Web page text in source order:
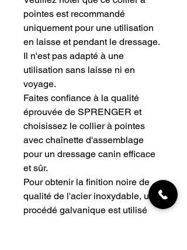
pointes est recommandé
uniquement pour une utilisation
en laisse et pendant le dressage.
Il n'est pas adapté à une
utilisation sans laisse ni en
voyage.
Faites confiance à la qualité
éprouvée de SPRENGER et
choisissez le collier à pointes
avec chaînette d'assemblage
pour un dressage canin efficace
et sûr.
Pour obtenir la finition noire de
qualité de l'acier inoxydable, un
procédé galvanique est utilisé